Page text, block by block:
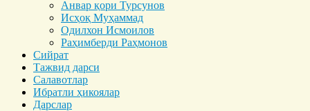
Анвар қори Турсунов
Исҳоқ Муҳаммад
Одилхон Исмоилов
Раҳимберди Раҳмонов
Сийрат
Тажвид дарси
Салавотлар
Ибратли ҳикоялар
Дарслар